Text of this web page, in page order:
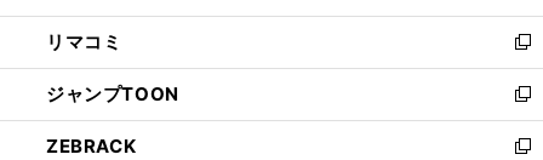
ウ
で
開
く
ン
ド
ウ
で
開
く
ウ
ィ
ン
ド
ウ
で
し
い
ウ
ィ
ン
ド
リマコミ
新
し
い
ウ
ィ
ジャンプTOON
新
し
い
ZEBRACK
新